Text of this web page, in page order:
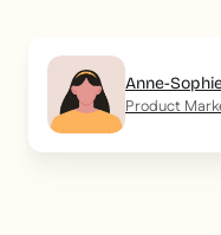
Anne-
Product